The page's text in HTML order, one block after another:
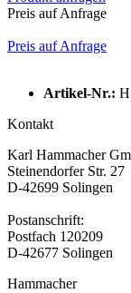
Preis auf Anfrage
Preis auf Anfrage
Artikel-Nr.:
Kontakt
Karl Hammacher
Steinendorfer Str. 27
D-42699 Solingen
Postanschrift:
Postfach 120209
D-42677 Solingen
Hammacher